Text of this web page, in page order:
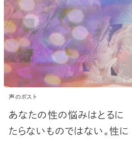
声のポスト
あなたの性の悩みはとるに
たらないものではない。性に